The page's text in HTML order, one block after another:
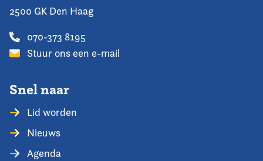
2500 GK Den Haag
070-373 8195
Stuur ons een e-mail
Snel naar
Lid worden
Nieuws
Agenda